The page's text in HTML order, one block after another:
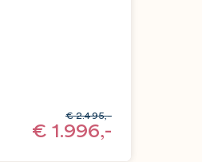
€ 1.996,-
€2.495,-